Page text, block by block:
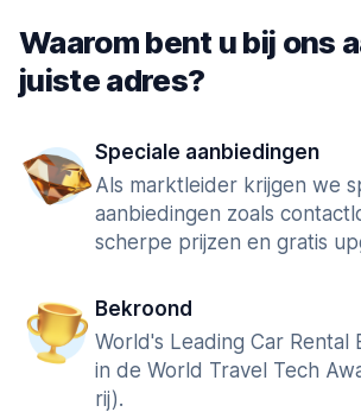
Waarom bent u bij ons
juiste adres?
Speciale aanbiedingen
Als marktleider krijgen we
aanbiedingen zoals
scherpe prijzen en gratis
Bekroond
World's Leading Car Rental
in de World Travel Tech
rij).